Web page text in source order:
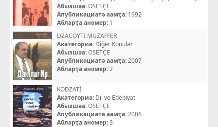
Абызшәа:OSETÇE
Апубликациатә аамҭа: 1992
Абларҭа аномер: 1
DZACOYTI MUZAFFER
Акатегориа: Diğer Konular
Абызшәа:OSETÇE
Апубликациатә аамҭа:2007
Абларҭа аномер:2
KODZATİ
Акатегориа: Dil ve Edebiyat
Абызшәа:OSETÇE
Апубликациатә аамҭа:2006
Абларҭа аномер:3